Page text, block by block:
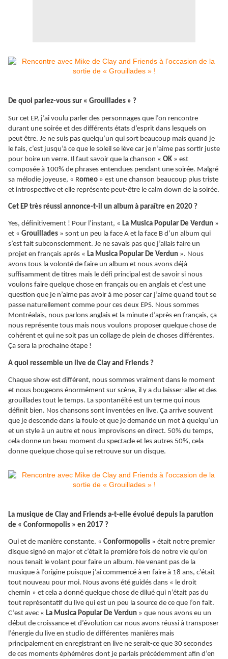
De quoi parlez-vous sur « Grouillades » ?
Sur cet EP, j’ai voulu parler des personnages que l’on rencontre
durant une soirée et des différents états d’esprit dans lesquels on
peut être. Je ne suis pas quelqu’un qui sort beaucoup mais quand je
le fais, c’est jusqu’à ce que le soleil se lève car je n’aime pas sortir juste
pour boire un verre. Il faut savoir que la chanson « OK » est
composée à 100% de phrases entendues pendant une soirée. Malgré
sa mélodie joyeuse, « Romeo » est une chanson beaucoup plus triste
et introspective et elle représente peut-être le calm down de la soirée.
Cet EP très réussi annonce-t-il un album à paraître en 2020 ?
Yes, définitivement ! Pour l’instant, « La Musica Popular De Verdun »
et « Grouillades » sont un peu la face A et la face B d’un album qui
s’est fait subconsciemment. Je ne savais pas que j’allais faire un
projet en français après « La Musica Popular De Verdun ». Nous
avons tous la volonté de faire un album et nous avons déjà
suffisamment de titres mais le défi principal est de savoir si nous
voulons faire quelque chose en français ou en anglais et c’est une
question que je n’aime pas avoir à me poser car j’aime quand tout se
passe naturellement comme pour ces deux EPS. Nous sommes
Montréalais, nous parlons anglais et la minute d’après en français, ça
nous représente tous mais nous voulons proposer quelque chose de
cohérent et qui ne soit pas un collage de plein de choses différentes.
Ça sera la prochaine étape !
A quoi ressemble un live de Clay and Friends ?
Chaque show est différent, nous sommes vraiment dans le moment
et nous bougeons énormément sur scène, il y a du laisser-aller et des
grouillades tout le temps. La spontanéité est un terme qui nous
définit bien. Nos chansons sont inventées en live. Ça arrive souvent
que je descende dans la foule et que je demande un mot à quelqu’un
et un style à un autre et nous improvisons en direct. 50% du temps,
cela donne un beau moment du spectacle et les autres 50%, cela
donne quelque chose qui se retrouve sur un disque.
La musique de Clay and Friends a-t-elle évolué depuis la parution
de « Conformopolis » en 2017 ?
Oui et de manière constante. « Conformopolis » était notre premier
disque signé en major et c’était la première fois de notre vie qu’on
nous tenait le volant pour faire un album. Ne venant pas de la
musique à l’origine puisque j’ai commencé à en faire à 18 ans, c’était
tout nouveau pour moi. Nous avons été guidés dans « le droit
chemin » et cela a donné quelque chose de dilué qui n’était pas du
tout représentatif du live qui est un peu la source de ce que l’on fait.
C’est avec « La Musica Popular De Verdun » que nous avons eu un
début de croissance et d’évolution car nous avons réussi à transposer
l’énergie du live en studio de différentes manières mais
principalement en enregistrant en live ne serait-ce que 30 secondes
de ces moments éphémères dont je parlais précédemment afin d’en